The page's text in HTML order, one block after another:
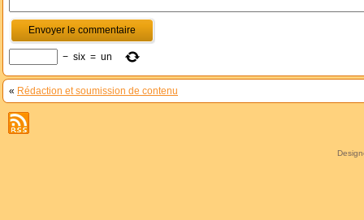
− six = un
« Rédaction et soumission de contenu